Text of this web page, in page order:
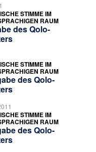
STIMME IM
RAUM
des Qolo-
STIMME IM
RAUM
des Qolo-
STIMME IM
RAUM
des Qolo-